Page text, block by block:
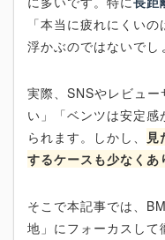
「本当に疲れにくい
浮かぶのではないでし
実際、SNSやレビュ
い」「ベンツは安定
られます。しかし、 見
するケースも少なくあ
そこで本記事では、
地」にフォーカスして